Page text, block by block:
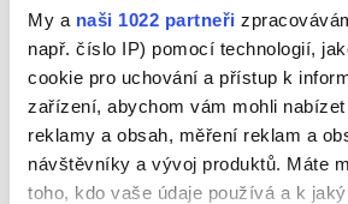
My a naši 1022 partneři
např. číslo IP) pomocí technologií,
cookie pro uchování a přístup k
zařízení, abychom vám mohli
reklamy a obsah, měření reklam a
návštěvníky a vývoj produktů. Máte
toho, kdo vaše údaje používá a k
Jméno
E-mail